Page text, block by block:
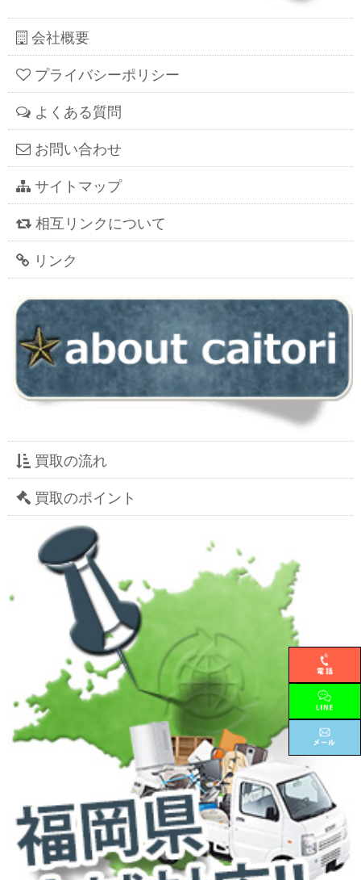
会社概要
プライバシーポリシー
よくある質問
お問い合わせ
サイトマップ
相互リンクについて
リンク
買取の流れ
買取のポイント